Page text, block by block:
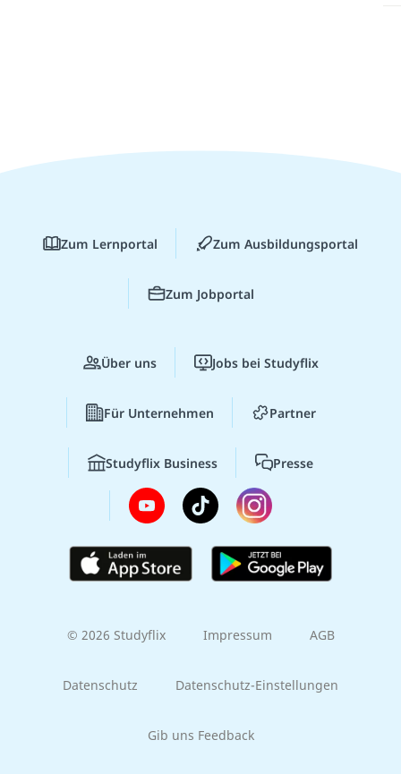
Zum Lernportal Zum Ausbildungsportal
Zum Jobportal
Über uns Jobs bei Studyflix
Für Unternehmen Partner
Studyflix Business Presse
© 2026 Studyflix Impressum AGB
Datenschutz Datenschutz-Einstellungen
Gib uns Feedback